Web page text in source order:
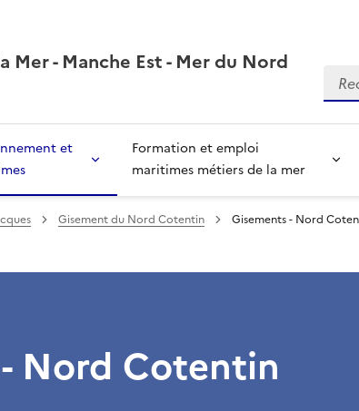
- Manche Est - Mer du Nord
et
Formation et emploi
maritimes métiers de la mer
Gisement du Nord Cotentin Gisements - Nord
Nord Cotentin